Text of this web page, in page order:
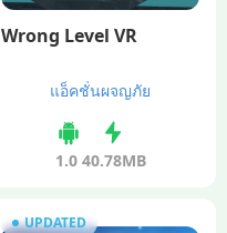
Wrong Level VR
แอ็คชั่นผจญภัย
1.0 40.78MB
UPDATED